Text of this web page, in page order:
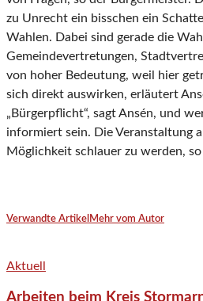
zu Unrecht ein bisschen ein
Wahlen. Dabei sind gerade die
Gemeindevertretungen,
von hoher Bedeutung, weil hier
sich direkt auswirken, erläutert
„Bürgerpflicht“, sagt Ansén, und
informiert sein. Die Veranstaltung
Möglichkeit schlauer zu werden,
Verwandte Artikel Mehr vom Autor
Aktuell
Arbeiten beim Kreis